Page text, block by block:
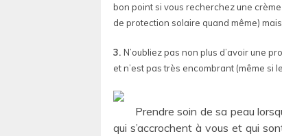
bon point si vous recherchez une
de protection solaire quand même)
3. N’oubliez pas non plus d’avoir une
et n’est pas très encombrant (même si
Prendre soin de sa peau
qui s’accrochent à vous et qui